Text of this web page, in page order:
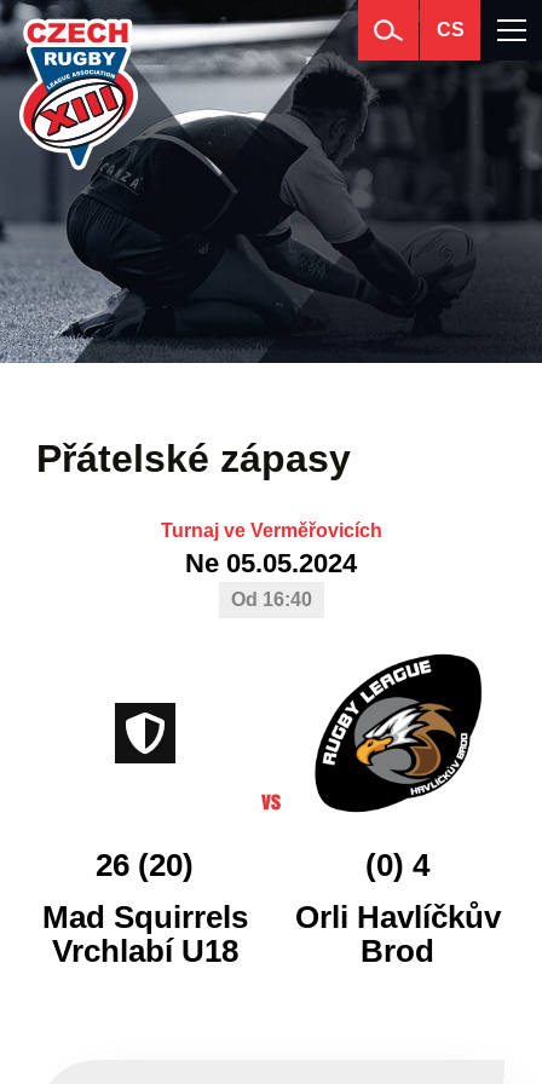
CS
Přátelské zápasy
Turnaj ve Verměřovicích
Ne 05.05.2024
Od 16:40
26 (20)
Mad Squirrels
Vrchlabí U18
(0) 4
Orli Havlíčkův
Brod